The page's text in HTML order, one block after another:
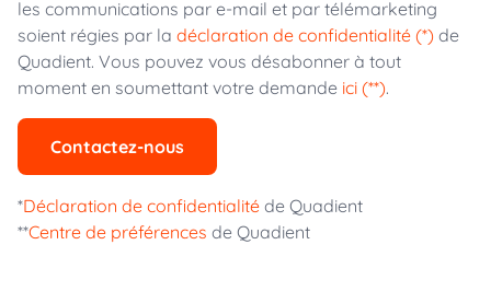
les communications par e-mail et par télémarketing
soient régies par la déclaration de confidentialité (*) de
Quadient. Vous pouvez vous désabonner à tout
moment en soumettant votre demande ici (**).
Contactez-nous
*Déclaration de confidentialité de Quadient
**Centre de préférences de Quadient